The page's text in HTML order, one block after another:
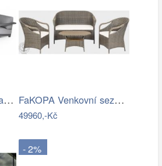
Brafab Záhradná súprava AMESDALE -… FaKOPA Venkovní sezení z umělého…
49960,-Kč
- 2%